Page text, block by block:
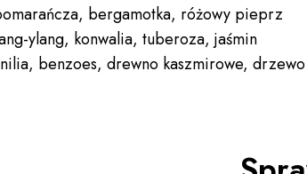
bergamotka, różowy pieprz
ylang, konwalia, tuberoza, jaśmin
benzoes, drewno kaszmirowe, drzewo